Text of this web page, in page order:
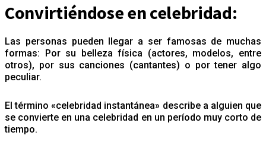
Convirtiéndose en celebridad:
Las personas pueden llegar a ser famosas de muchas
formas: Por su belleza física (actores, modelos, entre
otros), por sus canciones (cantantes) o por tener algo
peculiar.
El término «celebridad instantánea» describe a alguien que
se convierte en una celebridad en un período muy corto de
tiempo.